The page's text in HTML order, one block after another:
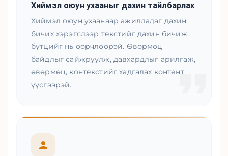
Хиймэл оюун ухааныг дахин тайлбарлах
Хиймэл оюун ухаанаар ажилладаг дахин
бичих хэрэгслээр текстийг дахин бичиж,
бүтцийг нь өөрчлөөрэй. Өвөрмөц
байдлыг сайжруулж, давхардлыг арилгаж,
өвөрмөц, контекстийг хадгалах контент
үүсгээрэй.